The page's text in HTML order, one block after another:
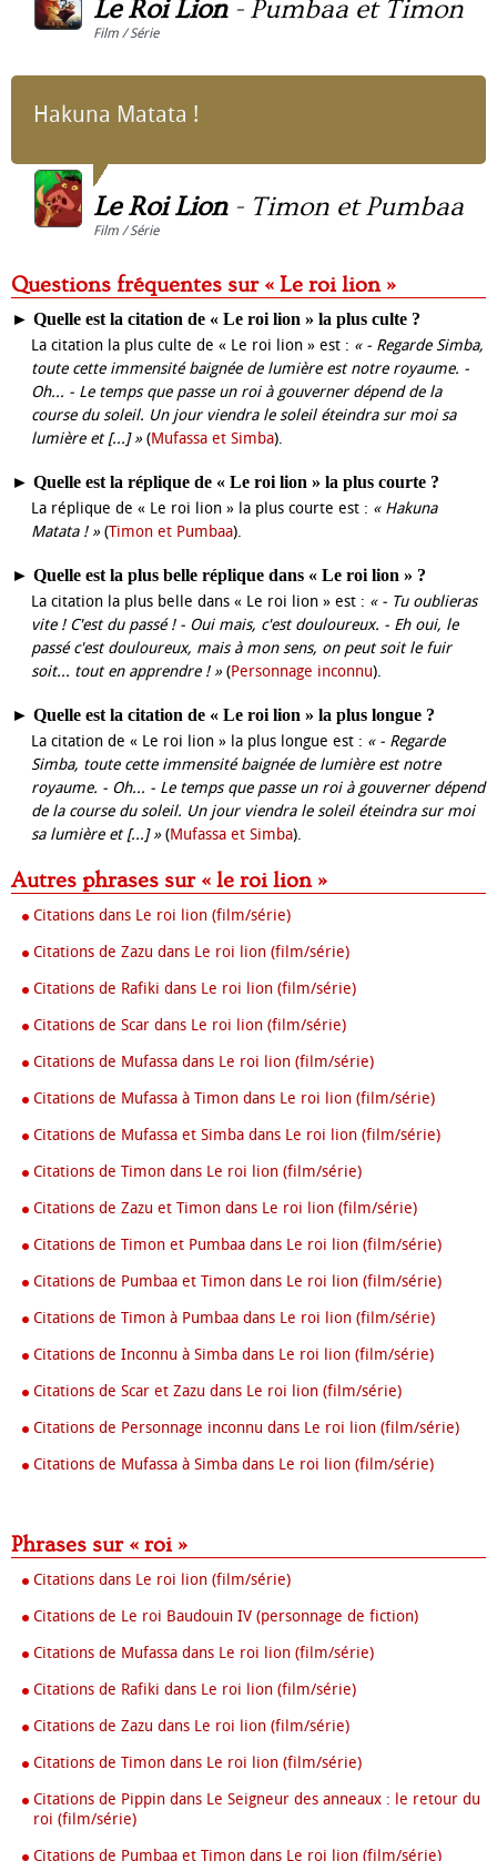
Le Roi Lion- Pumbaa et Timon
Film / Série
Hakuna Matata !
Le Roi Lion- Timon et Pumbaa
Film / Série
Questions fréquentes sur « Le roi lion »
► Quelle est la citation de « Le roi lion » la plus culte ?
La citation la plus culte de « Le roi lion » est : « - Regarde Simba,
toute cette immensité baignée de lumière est notre royaume. -
Oh... - Le temps que passe un roi à gouverner dépend de la
course du soleil. Un jour viendra le soleil éteindra sur moi sa
lumière et [...] »(Mufassa et Simba).
► Quelle est la réplique de « Le roi lion » la plus courte ?
La réplique de « Le roi lion » la plus courte est : « Hakuna
Matata ! »(Timon et Pumbaa).
► Quelle est la plus belle réplique dans « Le roi lion » ?
La citation la plus belle dans « Le roi lion » est : « - Tu oublieras
vite ! C'est du passé ! - Oui mais, c'est douloureux. - Eh oui, le
passé c'est douloureux, mais à mon sens, on peut soit le fuir
soit... tout en apprendre ! »(Personnage inconnu).
► Quelle est la citation de « Le roi lion » la plus longue ?
La citation de « Le roi lion » la plus longue est : « - Regarde
Simba, toute cette immensité baignée de lumière est notre
royaume. - Oh... - Le temps que passe un roi à gouverner dépend
de la course du soleil. Un jour viendra le soleil éteindra sur moi
sa lumière et [...] »(Mufassa et Simba).
Autres phrases sur « le roi lion »
Citations dans Le roi lion (film/série)
Citations de Zazu dans Le roi lion (film/série)
Citations de Rafiki dans Le roi lion (film/série)
Citations de Scar dans Le roi lion (film/série)
Citations de Mufassa dans Le roi lion (film/série)
Citations de Mufassa à Timon dans Le roi lion (film/série)
Citations de Mufassa et Simba dans Le roi lion (film/série)
Citations de Timon dans Le roi lion (film/série)
Citations de Zazu et Timon dans Le roi lion (film/série)
Citations de Timon et Pumbaa dans Le roi lion (film/série)
Citations de Pumbaa et Timon dans Le roi lion (film/série)
Citations de Timon à Pumbaa dans Le roi lion (film/série)
Citations de Inconnu à Simba dans Le roi lion (film/série)
Citations de Scar et Zazu dans Le roi lion (film/série)
Citations de Personnage inconnu dans Le roi lion (film/série)
Citations de Mufassa à Simba dans Le roi lion (film/série)
Phrases sur « roi »
Citations dans Le roi lion (film/série)
Citations de Le roi Baudouin IV (personnage de fiction)
Citations de Mufassa dans Le roi lion (film/série)
Citations de Rafiki dans Le roi lion (film/série)
Citations de Zazu dans Le roi lion (film/série)
Citations de Timon dans Le roi lion (film/série)
Citations de Pippin dans Le Seigneur des anneaux : le retour du
roi (film/série)
Citations de Pumbaa et Timon dans Le roi lion (film/série)